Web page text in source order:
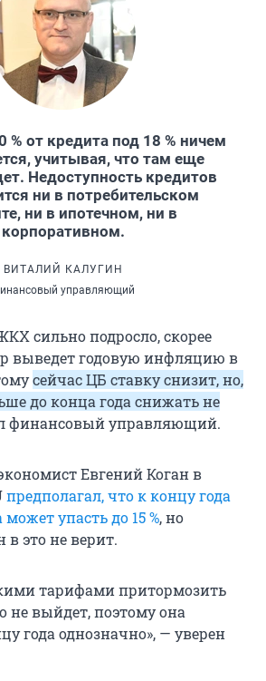
% от кредита под 18 % ничем
учитывая, что там еще
Недоступность кредитов
ни в потребительском
ни в ипотечном, ни в
корпоративном.
ВИТАЛИЙ КАЛУГИН
управляющий
сильно подросло, скорее
выведет годовую инфляцию в
сейчас ЦБ ставку снизит, но,
до конца года снижать не
финансовый управляющий.
Евгений Коган в
предполагал, что к концу года
упасть до 15 %, но
это не верит.
тарифами притормозить
не выйдет, поэтому она
года однозначно», — уверен